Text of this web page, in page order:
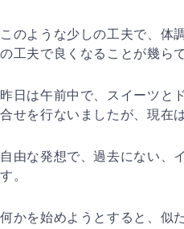
このような少しの工夫で、体
の工夫で良くなることが幾ら
昨日は午前中で、スイーツと
合せを行ないま したが、現在
自由な発想で、過去にない、
す。
何かを始めようとすると、似